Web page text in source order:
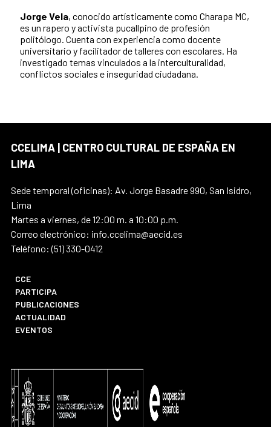
Jorge Vela, conocido artísticamente como Charapa MC,
es un rapero y activista pucallpino de profesión
politólogo. Cuenta con experiencia como docente
universitario y facilitador de talleres con escolares. Ha
investigado temas vinculados a la interculturalidad,
conflictos sociales e inseguridad ciudadana.
CCELIMA | CENTRO CULTURAL DE ESPAÑA EN
LIMA
Sede temporal (oficinas): Av. Jorge Basadre 990, San Isidro,
Lima
Martes a viernes, de 12:00 m. a 10:00 p.m.
Correo electrónico: info.ccelima@aecid.es
Teléfono: (51) 330-0412
CCE
PARTICIPA
PUBLICACIONES
ACTUALIDAD
EVENTOS